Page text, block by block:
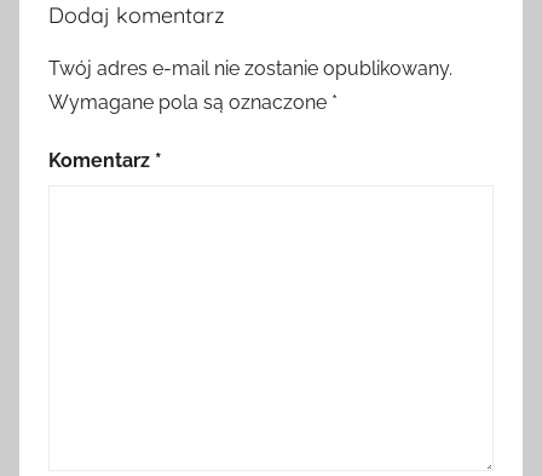
Dodaj komentarz
Twój adres e-mail nie zostanie opublikowany.
Wymagane pola są oznaczone *
Komentarz *